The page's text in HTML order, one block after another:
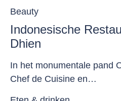
Beauty
Indonesische
Dhien
In het monumentale pand
Chef de Cuisine en…